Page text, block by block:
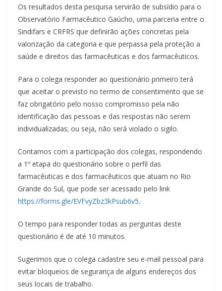
Os resultados desta pesquisa servirão de subsídio para o
Observatório Farmacêutico Gaúcho, uma parceria entre o
Sindifars e CRFRS que definirão ações concretas pela
valorização da categoria e que perpassa pela proteção a
saúde e direitos das farmacêuticas e dos farmacêuticos.
Para o colega responder ao questionário primeiro terá
que aceitar o previsto no termo de consentimento que se
faz obrigatório pelo nosso compromisso pela não
identificação das pessoas e das respostas não serem
individualizadas; ou seja, não será violado o sigilo.
Contamos com a participação dos colegas, respondendo
a 1º etapa do questionário sobre o perfil das
farmacêuticas e dos farmacêuticos que atuam no Rio
Grande do Sul, que pode ser acessado pelo link
https://forms.gle/EVFvyZbz3kPsub6v5.
O tempo para responder todas as perguntas deste
questionário é de até 10 minutos.
Sugerimos que o colega cadastre seu e-mail pessoal para
evitar bloqueios de segurança de alguns endereços dos
seus locais de trabalho.